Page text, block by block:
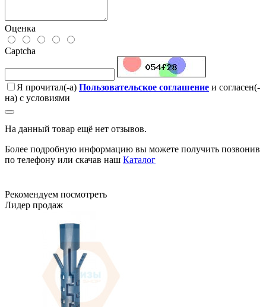
Оценка
Captcha
Я прочитал(-а) Пользовательское соглашение и согласен(-
на) с условиями
На данный товар ещё нет отзывов.
Более подробную информацию вы можете получить позвонив
по телефону или скачав наш Каталог
Рекомендуем посмотреть
Лидер продаж